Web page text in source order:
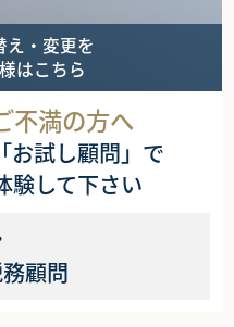
え・変更を
はこちら
不満の方へ
お試し顧問」で
験して下さい
顧問